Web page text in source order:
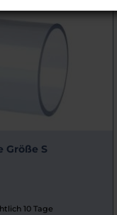
Größe S
10 Tage